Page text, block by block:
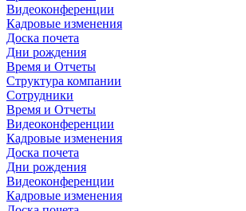
Видеоконференции
Кадровые изменения
Доска почета
Дни рождения
Время и Отчеты
Структура компании
Сотрудники
Время и Отчеты
Видеоконференции
Кадровые изменения
Доска почета
Дни рождения
Видеоконференции
Кадровые изменения